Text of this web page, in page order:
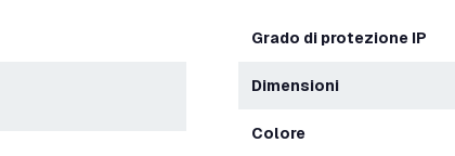
Grado di protezione IP
Dimensioni
Colore